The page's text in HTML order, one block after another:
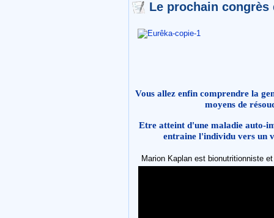
Le prochain congrès
Vous allez enfin comprendre la
moyens de
Etre atteint d'une maladie auto-
entraine l'individu vers un
Marion Kaplan est bionutritionniste